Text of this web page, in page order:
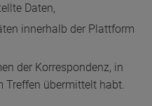
Daten,
innerhalb der Plattform
der Korrespondenz, in
Treffen übermittelt habt.